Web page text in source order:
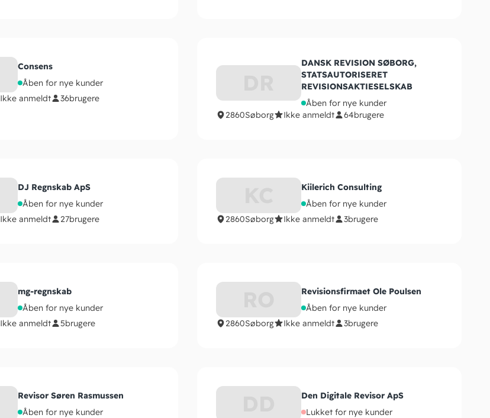
Consens
Åben for nye kunder
Ikke anmeldt 36brugere
DANSK REVISION SØBORG,
STATSAUTORISERET
REVISIONSAKTIESELSKAB
Åben for nye kunder
2860Søborg Ikke anmeldt 64brugere
DJ Regnskab ApS
Åben for nye kunder
Ikke anmeldt 27brugere
Kiilerich Consulting
Åben for nye kunder
2860Søborg Ikke anmeldt 3brugere
mg-regnskab
Åben for nye kunder
Ikke anmeldt 5brugere
Revisionsfirmaet Ole Poulsen
Åben for nye kunder
2860Søborg Ikke anmeldt 3brugere
Revisor Søren Rasmussen
Åben for nye kunder
Den Digitale Revisor ApS
Lukket for nye kunder